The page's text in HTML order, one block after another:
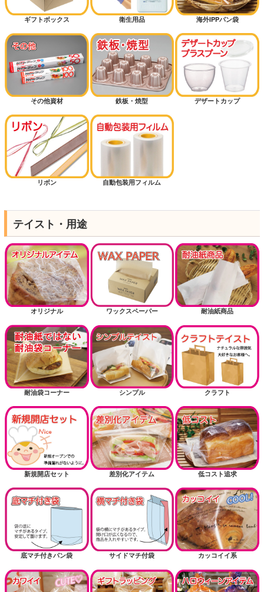
ギフトボックス 衛生用品 海外IPPパン袋
その他資材 鉄板・焼型 デザートカップ
リボン 自動包装用フィルム
テイスト・用途
オリジナル ワックスペーパー 耐油紙商品
耐油袋コーナー シンプル クラフト
新規開店セット 差別化アイテム 低コスト追求
底マチ付きパン袋 サイドマチ付袋 カッコイイ系